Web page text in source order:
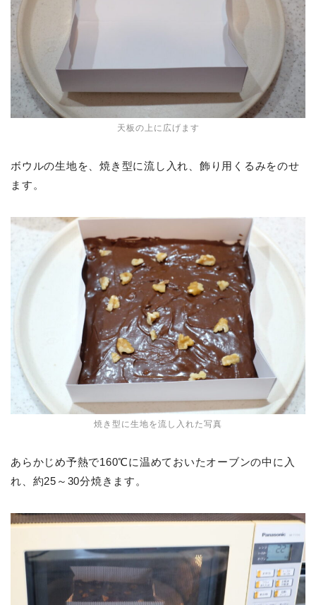
天板の上に広げます
ボウルの生地を、焼き型に流し入れ、飾り用くるみをのせ
ます。
焼き型に生地を流し入れた写真
あらかじめ予熱で160℃に温めておいたオーブンの中に入
れ、約25～30分焼きます。